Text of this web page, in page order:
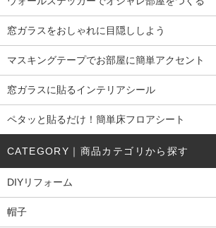
窓ガラスをおしゃれに目隠ししよう
マスキングテープでお部屋に簡単アクセント
窓ガラスに貼るインテリアシール
ペタッと貼るだけ！簡単床フロアシート
CATEGORY｜商品カテゴリから探す
DIYリフォーム
帽子